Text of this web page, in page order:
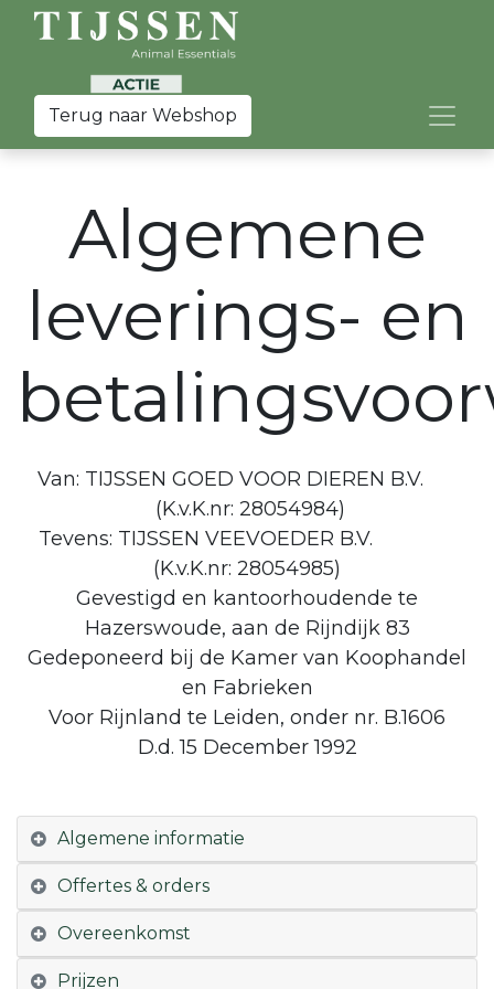
Terug naar Webshop
Algemene
leverings- en
Van: TIJSSEN GOED VOOR DIEREN B.V.
(K.v.K.nr: 28054984)
Tevens: TIJSSEN VEEVOEDER B.V.
(K.v.K.nr: 28054985)
Gevestigd en kantoorhoudende te
Hazerswoude, aan de Rijndijk 83
Gedeponeerd bij de Kamer van Koophandel
en Fabrieken
Voor Rijnland te Leiden, onder nr. B.1606
D.d. 15 December 1992
Algemene informatie
Offertes & orders
Overeenkomst
Prijzen